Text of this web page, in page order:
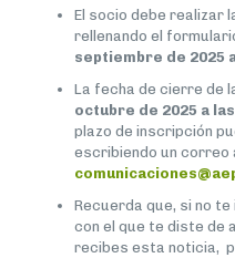
El socio debe realizar
rellenando el
septiembre de 2025
La fecha de cierre de
octubre de 2025 a
plazo de inscripción
escribiendo un correo
Recuerda que, si no
con el que te diste de
recibes esta noticia,